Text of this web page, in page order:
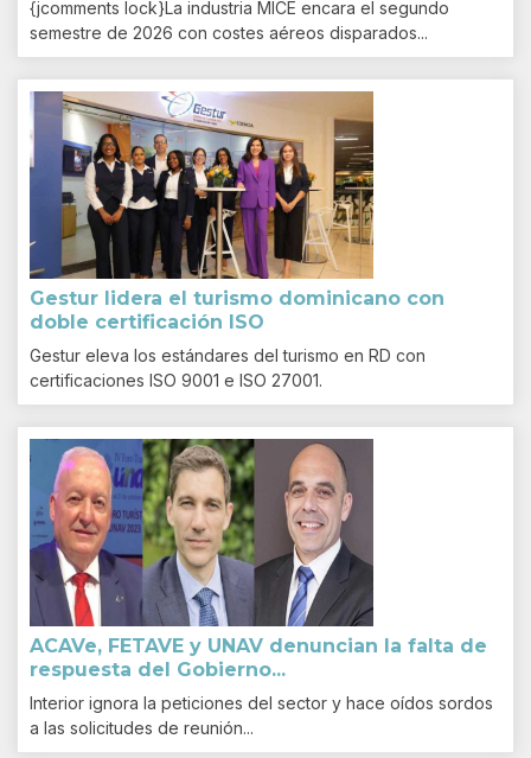
{jcomments lock}La industria MICE encara el segundo
semestre de 2026 con costes aéreos disparados...
Gestur lidera el turismo dominicano con
doble certificación ISO
Gestur eleva los estándares del turismo en RD con
certificaciones ISO 9001 e ISO 27001.
ACAVe, FETAVE y UNAV denuncian la falta de
respuesta del Gobierno...
Interior ignora la peticiones del sector y hace oídos sordos
a las solicitudes de reunión...